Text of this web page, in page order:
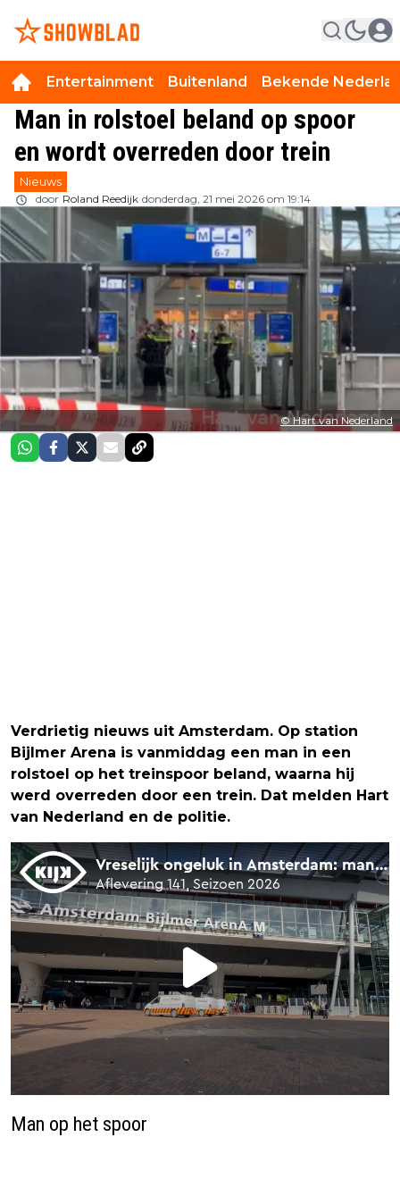
Entertainment Buitenland Bekende
Man in rolstoel beland op spoor
en wordt overreden door trein
Nieuws
door Roland Reedijk donderdag, 21 mei 2026 om 19:14
© Hart van Nederland
Verdrietig nieuws uit Amsterdam. Op station
Bijlmer Arena is vanmiddag een man in een
rolstoel op het treinspoor beland, waarna hij
werd overreden door een trein. Dat melden Hart
van Nederland en de politie.
Man op het spoor